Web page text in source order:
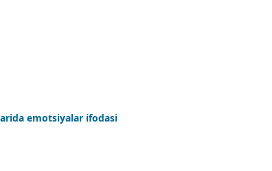
emotsiyalar ifodasi